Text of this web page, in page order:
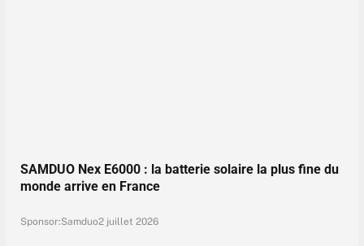
SAMDUO Nex E6000 : la batterie solaire la plus fine du
monde arrive en France
Sponsor:Samduo2 juillet 2026